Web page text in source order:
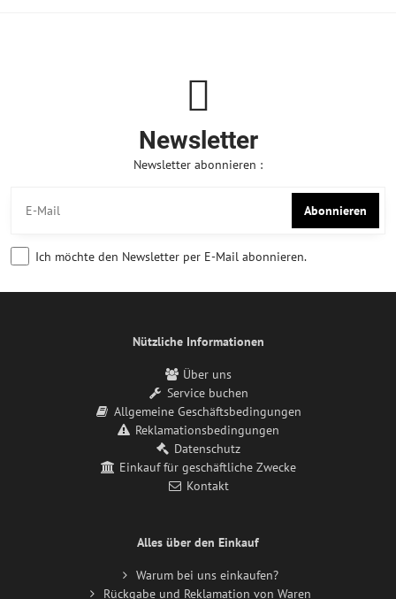
Newsletter
Newsletter abonnieren :
Abonnieren
Ich möchte den Newsletter per E-Mail abonnieren.
Nützliche Informationen
Über uns
Service buchen
Allgemeine Geschäftsbedingungen
Reklamationsbedingungen
Datenschutz
Einkauf für geschäftliche Zwecke
Kontakt
Alles über den Einkauf
Warum bei uns einkaufen?
Rückgabe und Reklamation von Waren